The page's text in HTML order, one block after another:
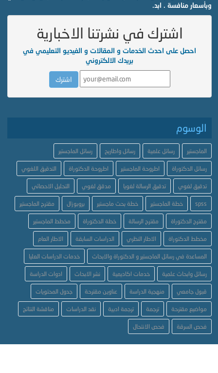
وبأسعار منافسة . ابد.
اشترك في نشرتنا الاخبارية
احصل على احدث الخدمات و المقالات و الفيديو التعليمي في
بريدك الالكتروني
الوسوم
الماجستير رسائل علمية رسائل واطاريح رسائل الماجستير
رسائل الدكتوراة اطروحة الماجستير اطروحة الدكتوراة التدقيق اللغوي
تدقيق لغوي تدقيق الرسالة لغويا مدقق لغوي التحليل الاحصائي
spss خطة الماجستير خطة بحث ماجستير بروبوزال مقترح الماجستير
مقترح الدكتوراة مقترح الرسالة خطة الدكتوراة مخطط الماجستير
مخطط الدكتوراة الاطار النظري الدراسات السابقة الاطار العام
المساعدة في رسائل الماجستير و الدكتوراة والابحاث خدمات الدراسات العليا
رسائل وابحاث علمية خدمات اكاديمية نشر الابحاث ادوات الدراسة
قبول جامعي منهجية الدراسة عناوين مقترحة جدول المحتويات
مواضيع مقترحة ترجمة ترجمة ادبية نقد الدراسات مناقشة النتائج
فحص السرقة فحص الانتحال